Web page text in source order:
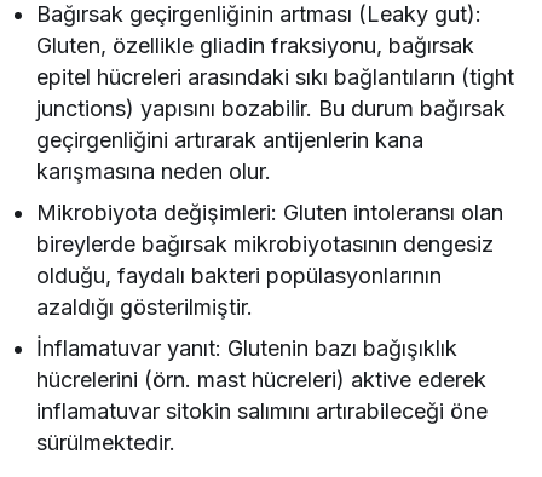
Bağırsak geçirgenliğinin artması (Leaky gut):
Gluten, özellikle gliadin fraksiyonu, bağırsak
epitel hücreleri arasındaki sıkı bağlantıların (tight
junctions) yapısını bozabilir. Bu durum bağırsak
geçirgenliğini artırarak antijenlerin kana
karışmasına neden olur.
Mikrobiyota değişimleri: Gluten intoleransı olan
bireylerde bağırsak mikrobiyotasının dengesiz
olduğu, faydalı bakteri popülasyonlarının
azaldığı gösterilmiştir.
İnflamatuvar yanıt: Glutenin bazı bağışıklık
hücrelerini (örn. mast hücreleri) aktive ederek
inflamatuvar sitokin salımını artırabileceği öne
sürülmektedir.